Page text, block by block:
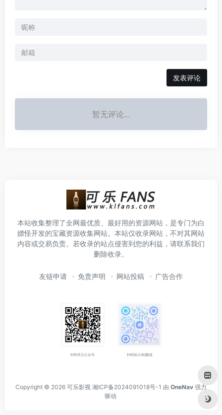
发表评论
暂无评论...
本站收集整理了全网最优质、最好用的资源网站，是专门为白
嫖怪开发的宝藏资源收集网站。本站仅收录网站，不对其网站
内容或交易负责。若收录的站点侵害到您的利益，请联系我们
删除收录。
友链申请 免责声明 网站投稿 广告合作
扫码关注公众号 扫码加入QQ频道
Copyright © 2026 可乐影视 湘ICP备2024091018号-1 由 OneNav 强力
驱动